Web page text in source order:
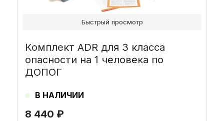
8 440 ₽
Комплект ADR для 3 класса
опасности на 1 человека по
ДОПОГ
В НАЛИЧИИ
Быстрый просмотр